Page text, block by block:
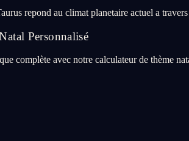
repond au climat planetaire actuel a
Personnalisé
complète avec notre calculateur de thème